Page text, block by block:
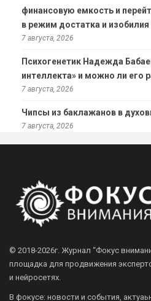
финансовую емкость и
в режим достатка и изобилия
7 августа, 2026
Психогенетик Надежда
интеллекта» и можно ли его
7 августа, 2026
Чипсы из баклажанов в
7 августа, 2026
© 2018-2026г. Журнал “Фокус
площадка для продвижения
и нейросетях.
В фокусе: новости и события,